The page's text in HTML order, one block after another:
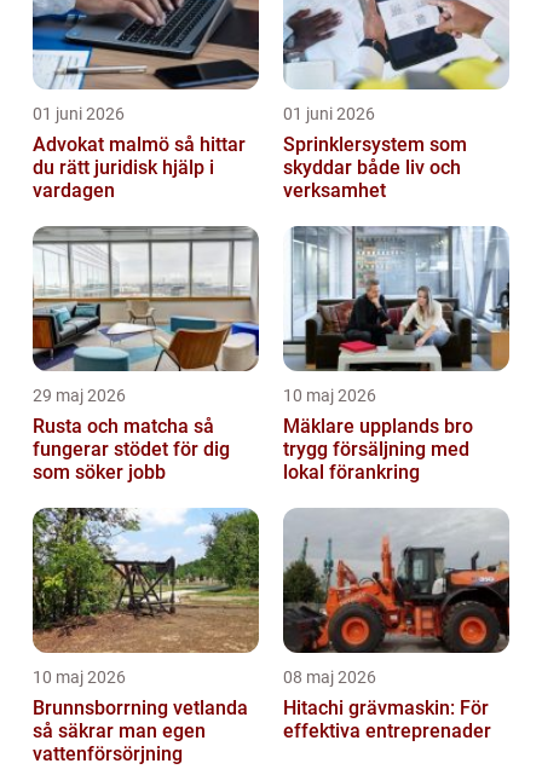
01 juni 2026
Advokat malmö så hittar
du rätt juridisk hjälp i
vardagen
01 juni 2026
Sprinklersystem som
skyddar både liv och
verksamhet
29 maj 2026
Rusta och matcha så
fungerar stödet för dig
som söker jobb
10 maj 2026
Mäklare upplands bro
trygg försäljning med
lokal förankring
10 maj 2026
Brunnsborrning vetlanda
så säkrar man egen
vattenförsörjning
08 maj 2026
Hitachi grävmaskin: För
effektiva entreprenader